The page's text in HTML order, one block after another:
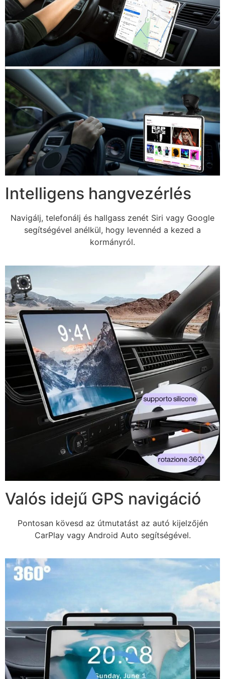
Intelligens hangvezérlés
Navigálj, telefonálj és hallgass zenét Siri vagy Google
segítségével anélkül, hogy levennéd a kezed a
kormányról.
Valós idejű GPS navigáció
Pontosan kövesd az útmutatást az autó kijelzőjén
CarPlay vagy Android Auto segítségével.